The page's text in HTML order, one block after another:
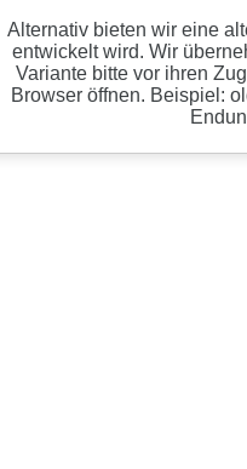
Alternativ bieten wir eine
entwickelt wird. Wir
Variante bitte vor ihren
Browser öffnen. Beispiel: